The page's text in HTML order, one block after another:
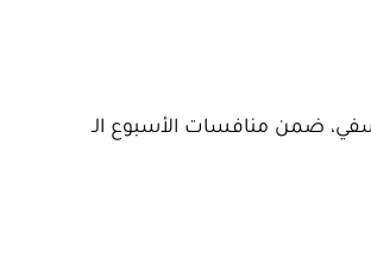
ضمن منافسات الأسبوع الـ